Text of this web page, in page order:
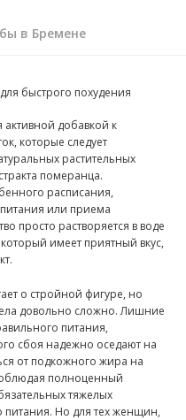
в Бремене
быстрого похудения
активной добавкой к
которые следует
растительных
померанца.
расписания,
или приема
просто растворяется в воде
имеет приятный вкус,
о стройной фигуре, но
довольно сложно. Лишние
питания,
сбоя надежно оседают на
от подкожного жира на
полноценный
тяжелых
питания. Но для тех женщин,